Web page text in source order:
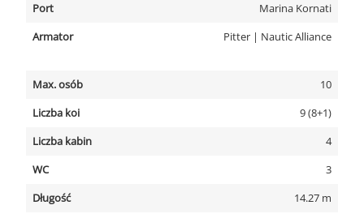
Port
Marina Kornati
Armator
Pitter | Nautic Alliance
Max. osób
10
Liczba koi
9 (8+1)
Liczba kabin
4
WC
3
Długość
14.27 m